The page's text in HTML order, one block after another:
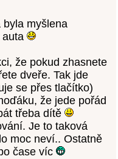
byla myšlena
auta
že pokud zhasnete
dveře. Tak jde
se přes tlačítko)
že jede pořád
třeba dítě
Je to taková
moc neví.. Ostatně
čase víc